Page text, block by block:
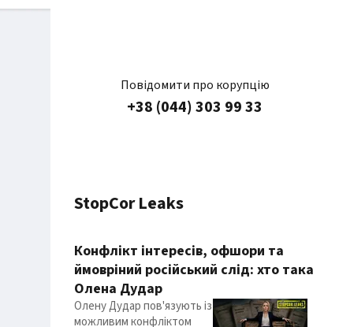
Повідомити про корупцію
+38 (044) 303 99 33
StopCor Leaks
Конфлікт інтересів, офшори та
ймовріний російський слід: хто така
Олена Дудар
Олену Дудар пов'язують із
можливим конфліктом